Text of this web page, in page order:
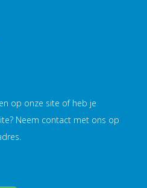
op onze site of heb je
Neem contact met ons op